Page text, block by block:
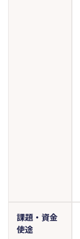
課題・資金
使途